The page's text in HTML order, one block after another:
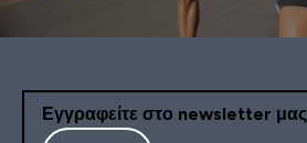
Εγγραφείτε στο newsletter μας